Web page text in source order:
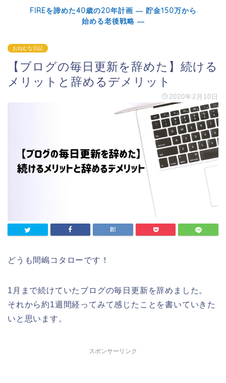
FIREを諦めた40歳の20年計画 ― 貯金150万から
始める老後戦略 ―
おねむな日記
【ブログの毎日更新を辞めた】続ける
メリットと辞めるデメリット
2020年2月10日
どうも間嶋コタローです！
1月まで続けていたブログの毎日更新を辞めました。
それから約1週間経ってみて感じたことを書いていきた
いと思います。
スポンサーリンク